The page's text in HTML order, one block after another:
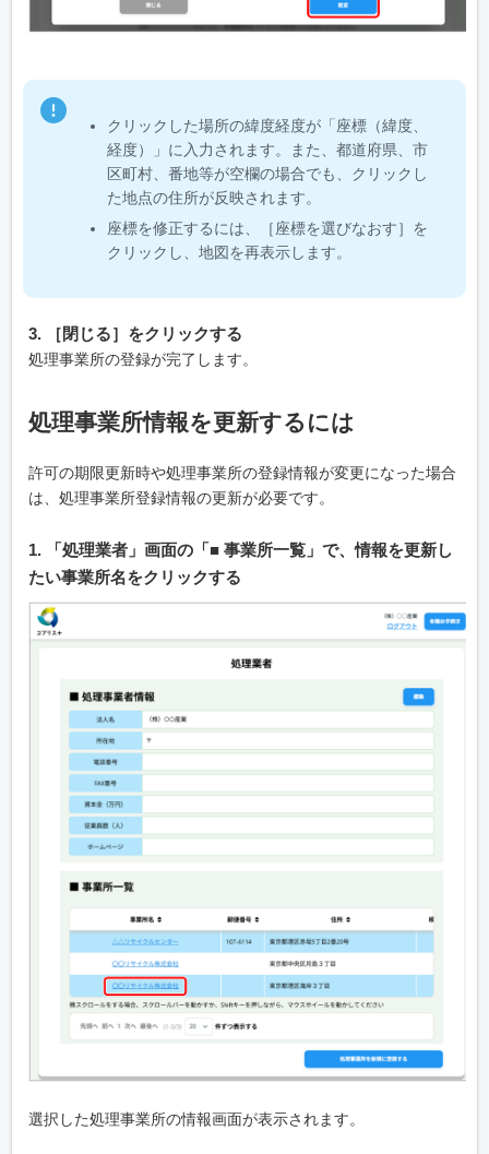
クリックした場所の緯度経度が「座標（緯度、
経度）」に入力されます。また、都道府県、市
区町村、番地等が空欄の場合でも、クリックし
た地点の住所が反映されます。
座標を修正するには、［座標を選びなおす］を
クリックし、地図を再表示します。
3. ［閉じる］をクリックする
処理事業所の登録が完了します。
処理事業所情報を更新するには
許可の期限更新時や処理事業所の登録情報が変更になった場合
は、処理事業所登録情報の更新が必要です。
1. 「処理業者」画面の「■ 事業所一覧」で、情報を更新し
たい事業所名をクリックする
選択した処理事業所の情報画面が表示されます。